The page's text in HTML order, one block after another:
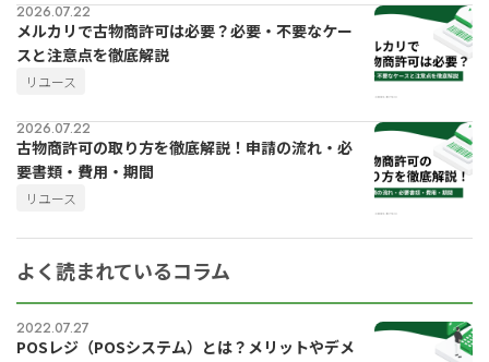
2026.07.22
メルカリで古物商許可は必要？必要・不要なケー
スと注意点を徹底解説
リユース
2026.07.22
古物商許可の取り方を徹底解説！申請の流れ・必
要書類・費用・期間
リユース
よく読まれているコラム
2022.07.27
POSレジ（POSシステム）とは？メリットやデメ